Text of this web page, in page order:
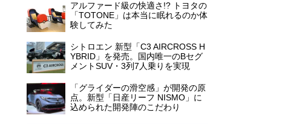
アルファード級の快適さ!? トヨタの
「TOTONE」は本当に眠れるのか体
験してみた
シトロエン 新型「C3 AIRCROSS H
YBRID」を発売。国内唯一のBセグ
メントSUV・3列7人乗りを実現
「グライダーの滑空感」が開発の原
点。新型「日産リーフ NISMO」に
込められた開発陣のこだわり